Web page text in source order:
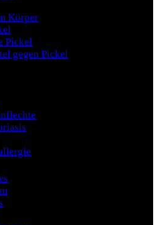
Körper
Pickel
gegen Pickel